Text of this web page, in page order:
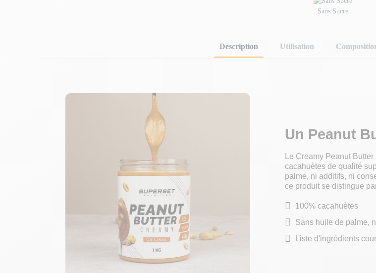
Sans Sucre
Description Utilisation
Un Peanut
Le Creamy Peanut
cacahuètes de qualité
palme, ni additifs, ni
ce produit se distingue
100% cacahuètes
Sans huile de palme,
Liste d'ingrédients